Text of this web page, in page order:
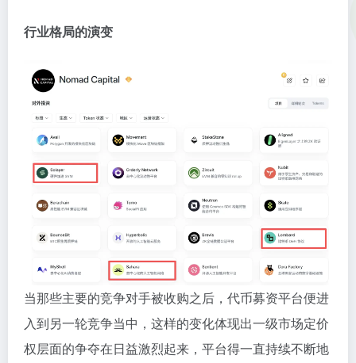
行业格局的演变
当那些主要的竞争对手被收购之后，代币募资平台便进
入到另一轮竞争当中，这样的变化体现出一级市场定价
权层面的争夺在日益激烈起来，平台得一直持续不断地